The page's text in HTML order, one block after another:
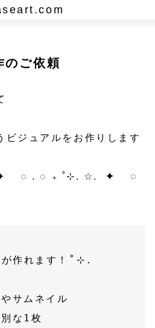
のご依頼
ビジュアルをお作りします
◌ . ◌ ₊ ˚⊹. ☆. ✦ ◌
作れます！˚⊹.
サムネイル
な1枚